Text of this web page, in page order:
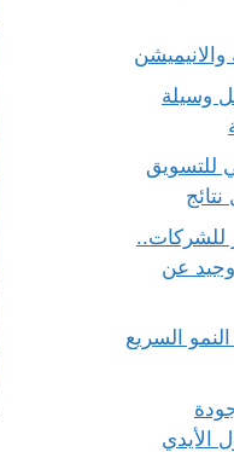
وسيلة
للتسويق
للشركات..
عن
السريع
الأيدي